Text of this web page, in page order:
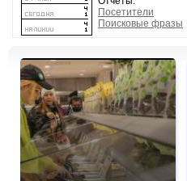
Посетители
Поисковые фразы